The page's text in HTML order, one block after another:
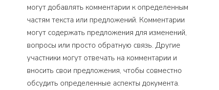
могут добавлять комментарии к определенным
частям текста или предложений. Комментарии
могут содержать предложения для изменений,
вопросы или просто обратную связь. Другие
участники могут отвечать на комментарии и
вносить свои предложения, чтобы совместно
обсудить определенные аспекты документа.